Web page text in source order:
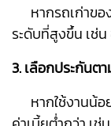
หากรถเก่าขอ
ระดับที่สูงขึ้น เช่น
3. เลือกประกันต
หากใช้งานน้อ